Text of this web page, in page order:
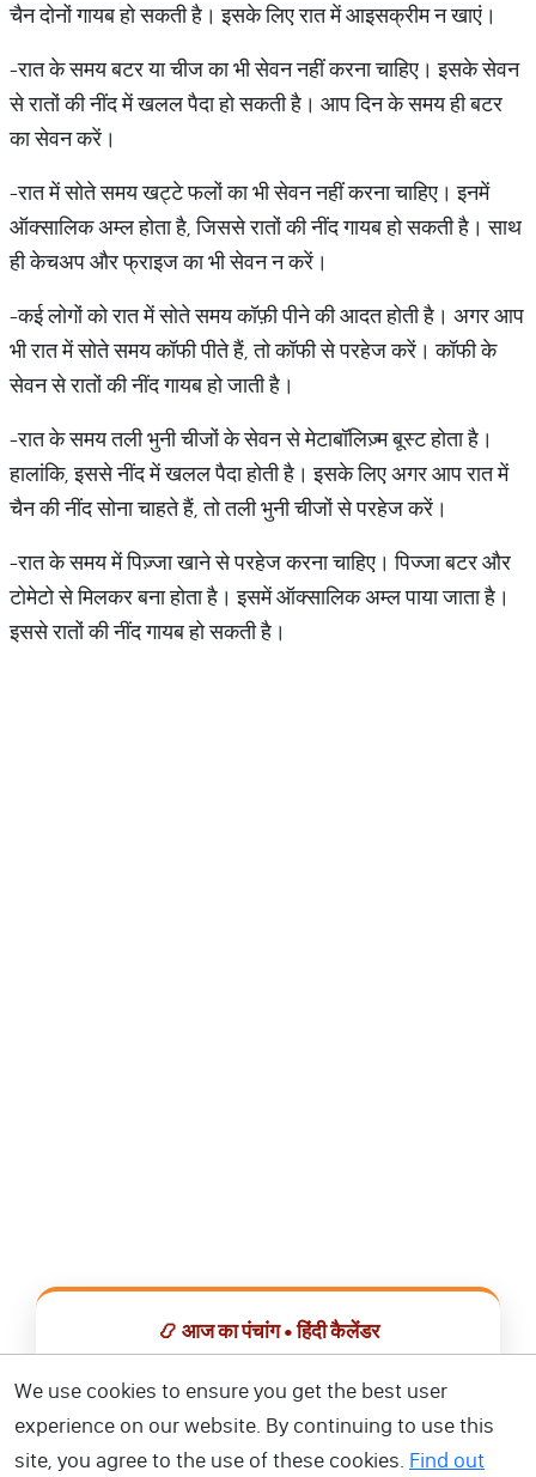
चैन दोनों गायब हो सकती है। इसके लिए रात में आइसक्रीम न खाएं।
-रात के समय बटर या चीज का भी सेवन नहीं करना चाहिए। इसके सेवन
से रातों की नींद में खलल पैदा हो सकती है। आप दिन के समय ही बटर
का सेवन करें।
-रात में सोते समय खट्टे फलों का भी सेवन नहीं करना चाहिए। इनमें
ऑक्सालिक अम्ल होता है, जिससे रातों की नींद गायब हो सकती है। साथ
ही केचअप और फ्राइज का भी सेवन न करें।
-कई लोगों को रात में सोते समय कॉफ़ी पीने की आदत होती है। अगर आप
भी रात में सोते समय कॉफी पीते हैं, तो कॉफी से परहेज करें। कॉफी के
सेवन से रातों की नींद गायब हो जाती है।
-रात के समय तली भुनी चीजों के सेवन से मेटाबॉलिज़्म बूस्ट होता है।
हालांकि, इससे नींद में खलल पैदा होती है। इसके लिए अगर आप रात में
चैन की नींद सोना चाहते हैं, तो तली भुनी चीजों से परहेज करें।
-रात के समय में पिज़्जा खाने से परहेज करना चाहिए। पिज्जा बटर और
टोमेटो से मिलकर बना होता है। इसमें ऑक्सालिक अम्ल पाया जाता है।
इससे रातों की नींद गायब हो सकती है।
📿 आज का पंचांग • हिंदी कैलेंडर
📅 हिंदी कैलेंडर ऐप डाउनलोड करें
We use cookies to ensure you get the best user
experience on our website. By continuing to use this
site, you agree to the use of these cookies. Find out